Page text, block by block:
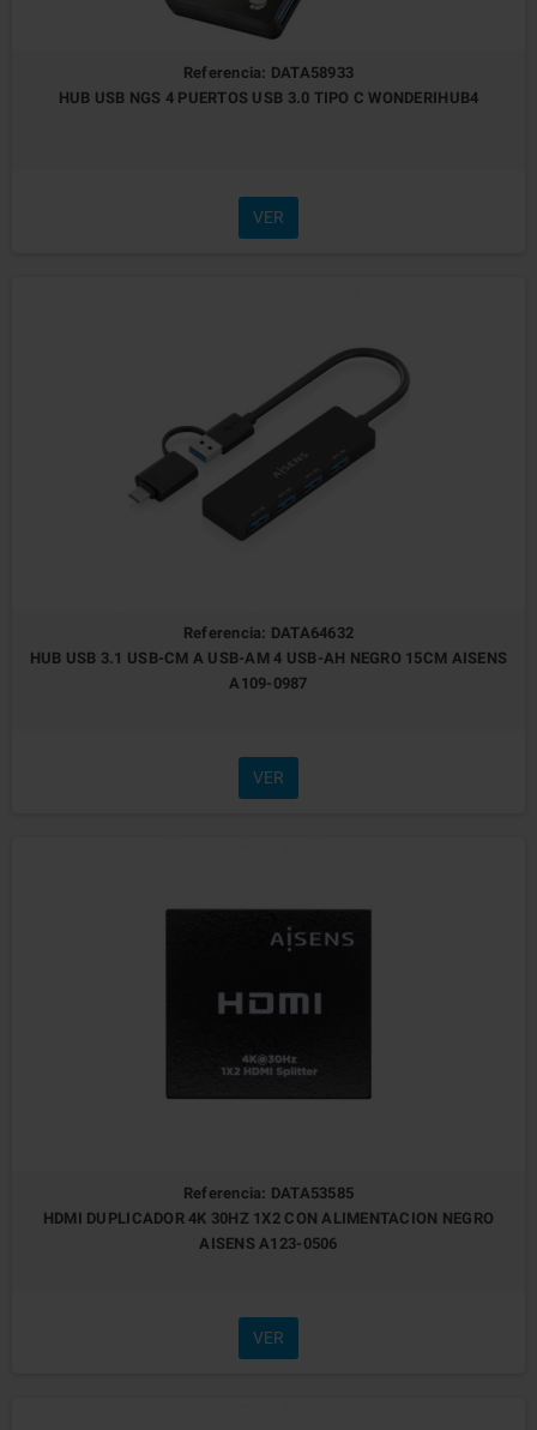
Referencia: DATA58933
HUB USB NGS 4 PUERTOS USB 3.0 TIPO C WONDERIHUB4
VER
Referencia: DATA64632
HUB USB 3.1 USB-CM A USB-AM 4 USB-AH NEGRO 15CM AISENS
A109-0987
VER
Referencia: DATA53585
HDMI DUPLICADOR 4K 30HZ 1X2 CON ALIMENTACION NEGRO
AISENS A123-0506
VER